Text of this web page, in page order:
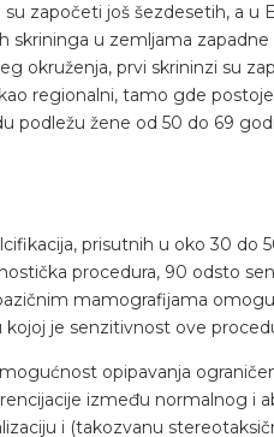
započeti još šezdesetih, a u
u zemljama
okruženja, prvi skrininzi su
regionalni, tamo gde
žene od 50 do 69
prisutnih u oko 30 do
procedura, 90 odsto
mamografijama
je senzitivnost ove
opipavanja
između normalnog i
i (takozvanu